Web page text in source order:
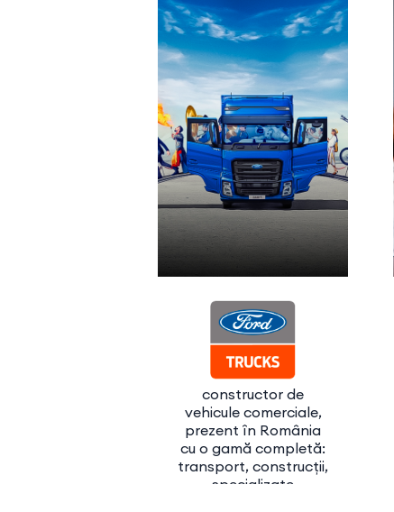
constructor de
vehicule comerciale,
prezent în România
cu o gamă completă:
transport, construcții,
specializate